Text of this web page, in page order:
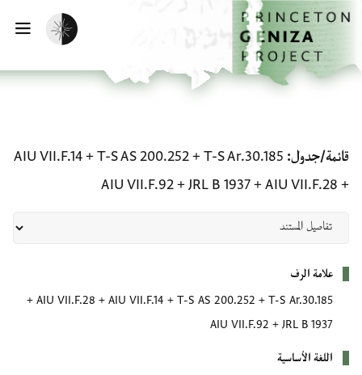
إلى المحتوى الرئيسي
الرئيسية
تفعيل الوضع المظلم
قائمة/جدول T-S Ar.30.185
+
T-S AS 200.252
+
AIU VII.F.14
+
AIU VII.F.28
+
JRL B 1937
+
AIU VII.F.92
علامة الرف
T-S Ar.30.185
+
T-S AS 200.252
+
AIU VII.F.14
+
AIU VII.F.28
+
JRL B 1937
+
AIU VII.F.92
اللغة الأساسية